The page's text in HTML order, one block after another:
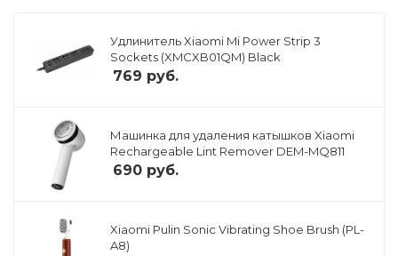
Удлинитель Xiaomi Mi Power Strip 3
Sockets (XMCXB01QM) Black
769 руб.
Машинка для удаления катышков Xiaomi
Rechargeable Lint Remover DEM-MQ811
690 руб.
Xiaomi Pulin Sonic Vibrating Shoe Brush (PL-
A8)